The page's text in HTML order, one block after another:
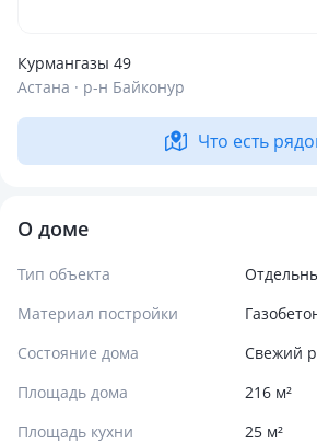
Курмангазы 49
Астана · р-н Байконур
Что есть
О доме
Тип объекта
Материал постройки
Состояние дома
Свежий
Площадь дома
216 м²
Площадь кухни
25 м²